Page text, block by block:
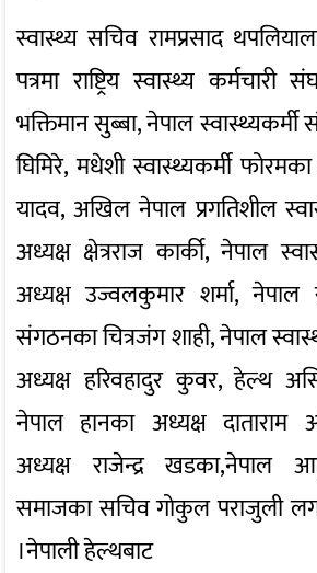
स्वास्थ्य सचिव रामप्रसाद
पत्रमा राष्ट्रिय स्वास्थ्य
भक्तिमान सुब्बा, नेपाल
घिमिरे, मधेशी स्वास्थ्यकर्मी
यादव, अखिल नेपाल प्रगतिशील
अध्यक्ष क्षेत्रराज कार्की, नेपाल
अध्यक्ष उज्वलकुमार शर्मा, नेपाल
संगठनका चित्रजंग शाही, नेपाल
अध्यक्ष हरिवहादुर कुवर, हेल्थ
नेपाल हानका अध्यक्ष दाताराम
अध्यक्ष राजेन्द्र खडका,नेपाल
समाजका सचिव गोकुल पराजुली
।नेपाली हेल्थबाट